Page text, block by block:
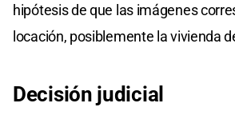
hipótesis de que las imágenes
locación, posiblemente la vivienda
Decisión judicial